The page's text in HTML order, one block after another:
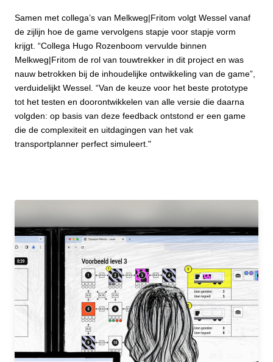
Samen met collega’s van Melkweg|Fritom volgt Wessel vanaf
de zijlijn hoe de game vervolgens stapje voor stapje vorm
krijgt. “Collega Hugo Rozenboom vervulde binnen
Melkweg|Fritom de rol van touwtrekker in dit project en was
nauw betrokken bij de inhoudelijke ontwikkeling van de game”,
verduidelijkt Wessel. “Van de keuze voor het beste prototype
tot het testen en doorontwikkelen van alle versie die daarna
volgden: op basis van deze feedback ontstond er een game
die de complexiteit en uitdagingen van het vak
transportplanner perfect simuleert."